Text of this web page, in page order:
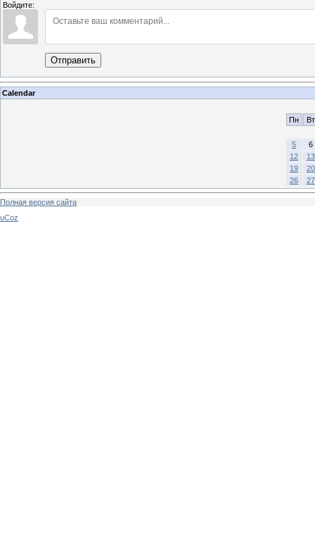
Войдите:
Отправить
Calendar
Пн Вт
5
6
12
13
19
20
26
27
Полная версия сайта
uCoz